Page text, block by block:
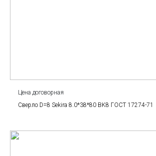
Цена договорная
Сверло D=8 Sekira 8.0*38*80 BK8 ГОСТ 17274-71